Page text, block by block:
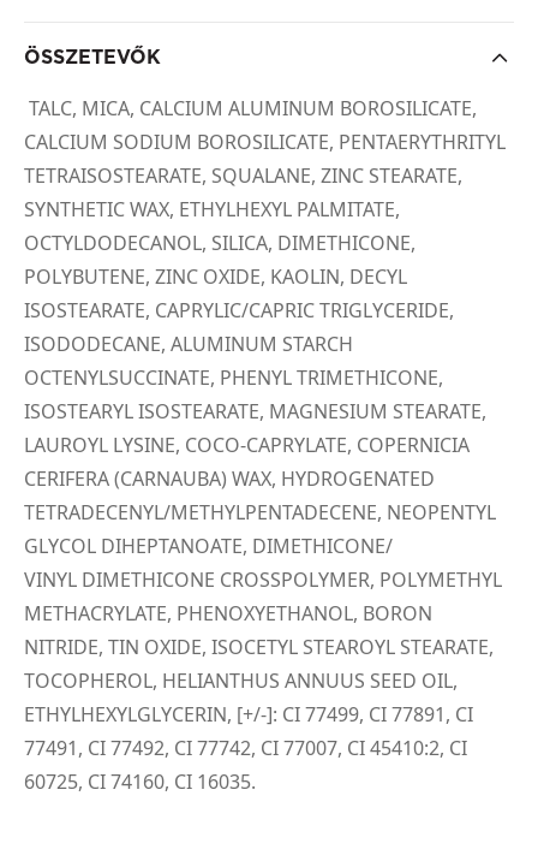
ÖSSZETEVŐK
TALC, MICA, CALCIUM ALUMINUM BOROSILICATE,
CALCIUM SODIUM BOROSILICATE, PENTAERYTHRITYL
TETRAISOSTEARATE, SQUALANE, ZINC STEARATE,
SYNTHETIC WAX, ETHYLHEXYL PALMITATE,
OCTYLDODECANOL, SILICA, DIMETHICONE,
POLYBUTENE, ZINC OXIDE, KAOLIN, DECYL
ISOSTEARATE, CAPRYLIC/CAPRIC TRIGLYCERIDE,
ISODODECANE, ALUMINUM STARCH
OCTENYLSUCCINATE, PHENYL TRIMETHICONE,
ISOSTEARYL ISOSTEARATE, MAGNESIUM STEARATE,
LAUROYL LYSINE, COCO-CAPRYLATE, COPERNICIA
CERIFERA (CARNAUBA) WAX, HYDROGENATED
TETRADECENYL/METHYLPENTADECENE, NEOPENTYL
GLYCOL DIHEPTANOATE, DIMETHICONE/
VINYL DIMETHICONE CROSSPOLYMER, POLYMETHYL
METHACRYLATE, PHENOXYETHANOL, BORON
NITRIDE, TIN OXIDE, ISOCETYL STEAROYL STEARATE,
TOCOPHEROL, HELIANTHUS ANNUUS SEED OIL,
ETHYLHEXYLGLYCERIN, [+/-]: CI 77499, CI 77891, CI
77491, CI 77492, CI 77742, CI 77007, CI 45410:2, CI
60725, CI 74160, CI 16035.